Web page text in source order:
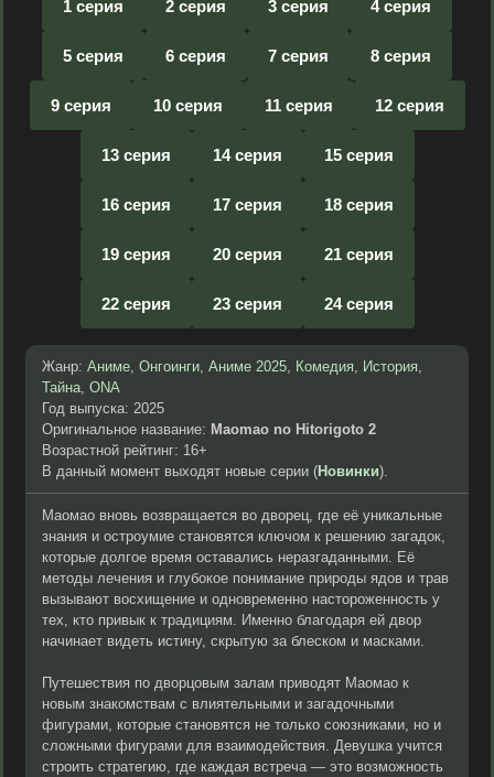
1 серия 2 серия 3 серия 4 серия
5 серия 6 серия 7 серия 8 серия
9 серия 10 серия 11 серия 12 серия
13 серия 14 серия 15 серия
16 серия 17 серия 18 серия
19 серия 20 серия 21 серия
22 серия 23 серия 24 серия
Жанр: Аниме, Онгоинги, Аниме 2025, Комедия, История,
Тайна, ONA
Год выпуска: 2025
Оригинальное название: Maomao no Hitorigoto 2
Возрастной рейтинг: 16+
В данный момент выходят новые серии (Новинки).
Маомао вновь возвращается во дворец, где её уникальные
знания и остроумие становятся ключом к решению загадок,
которые долгое время оставались неразгаданными. Её
методы лечения и глубокое понимание природы ядов и трав
вызывают восхищение и одновременно настороженность у
тех, кто привык к традициям. Именно благодаря ей двор
начинает видеть истину, скрытую за блеском и масками.
Путешествия по дворцовым залам приводят Маомао к
новым знакомствам с влиятельными и загадочными
фигурами, которые становятся не только союзниками, но и
сложными фигурами для взаимодействия. Девушка учится
строить стратегию, где каждая встреча — это возможность